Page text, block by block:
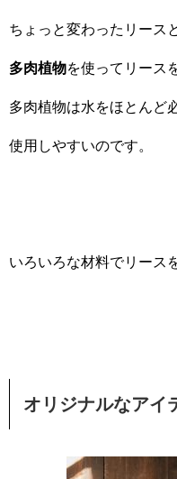
ちょっと変わったリース
多肉植物を使ってリース
多肉植物は水をほとんど
使用しやすいのです。
いろいろな材料でリース
オリジナルなアイ